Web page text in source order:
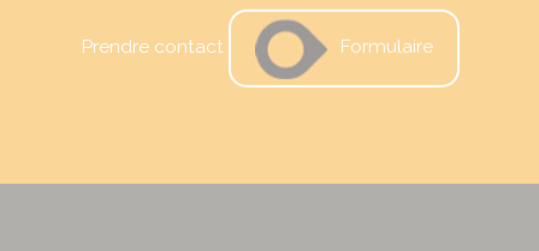
Prendre contact Formulaire